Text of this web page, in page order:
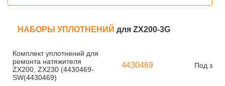
НАБОРЫ УПЛОТНЕНИЙ для ZX200-3G
Комплект уплотнений для
ремонта натяжителя
ZX200, ZX230 (4430469-
SW(4430469)
4430469 Под